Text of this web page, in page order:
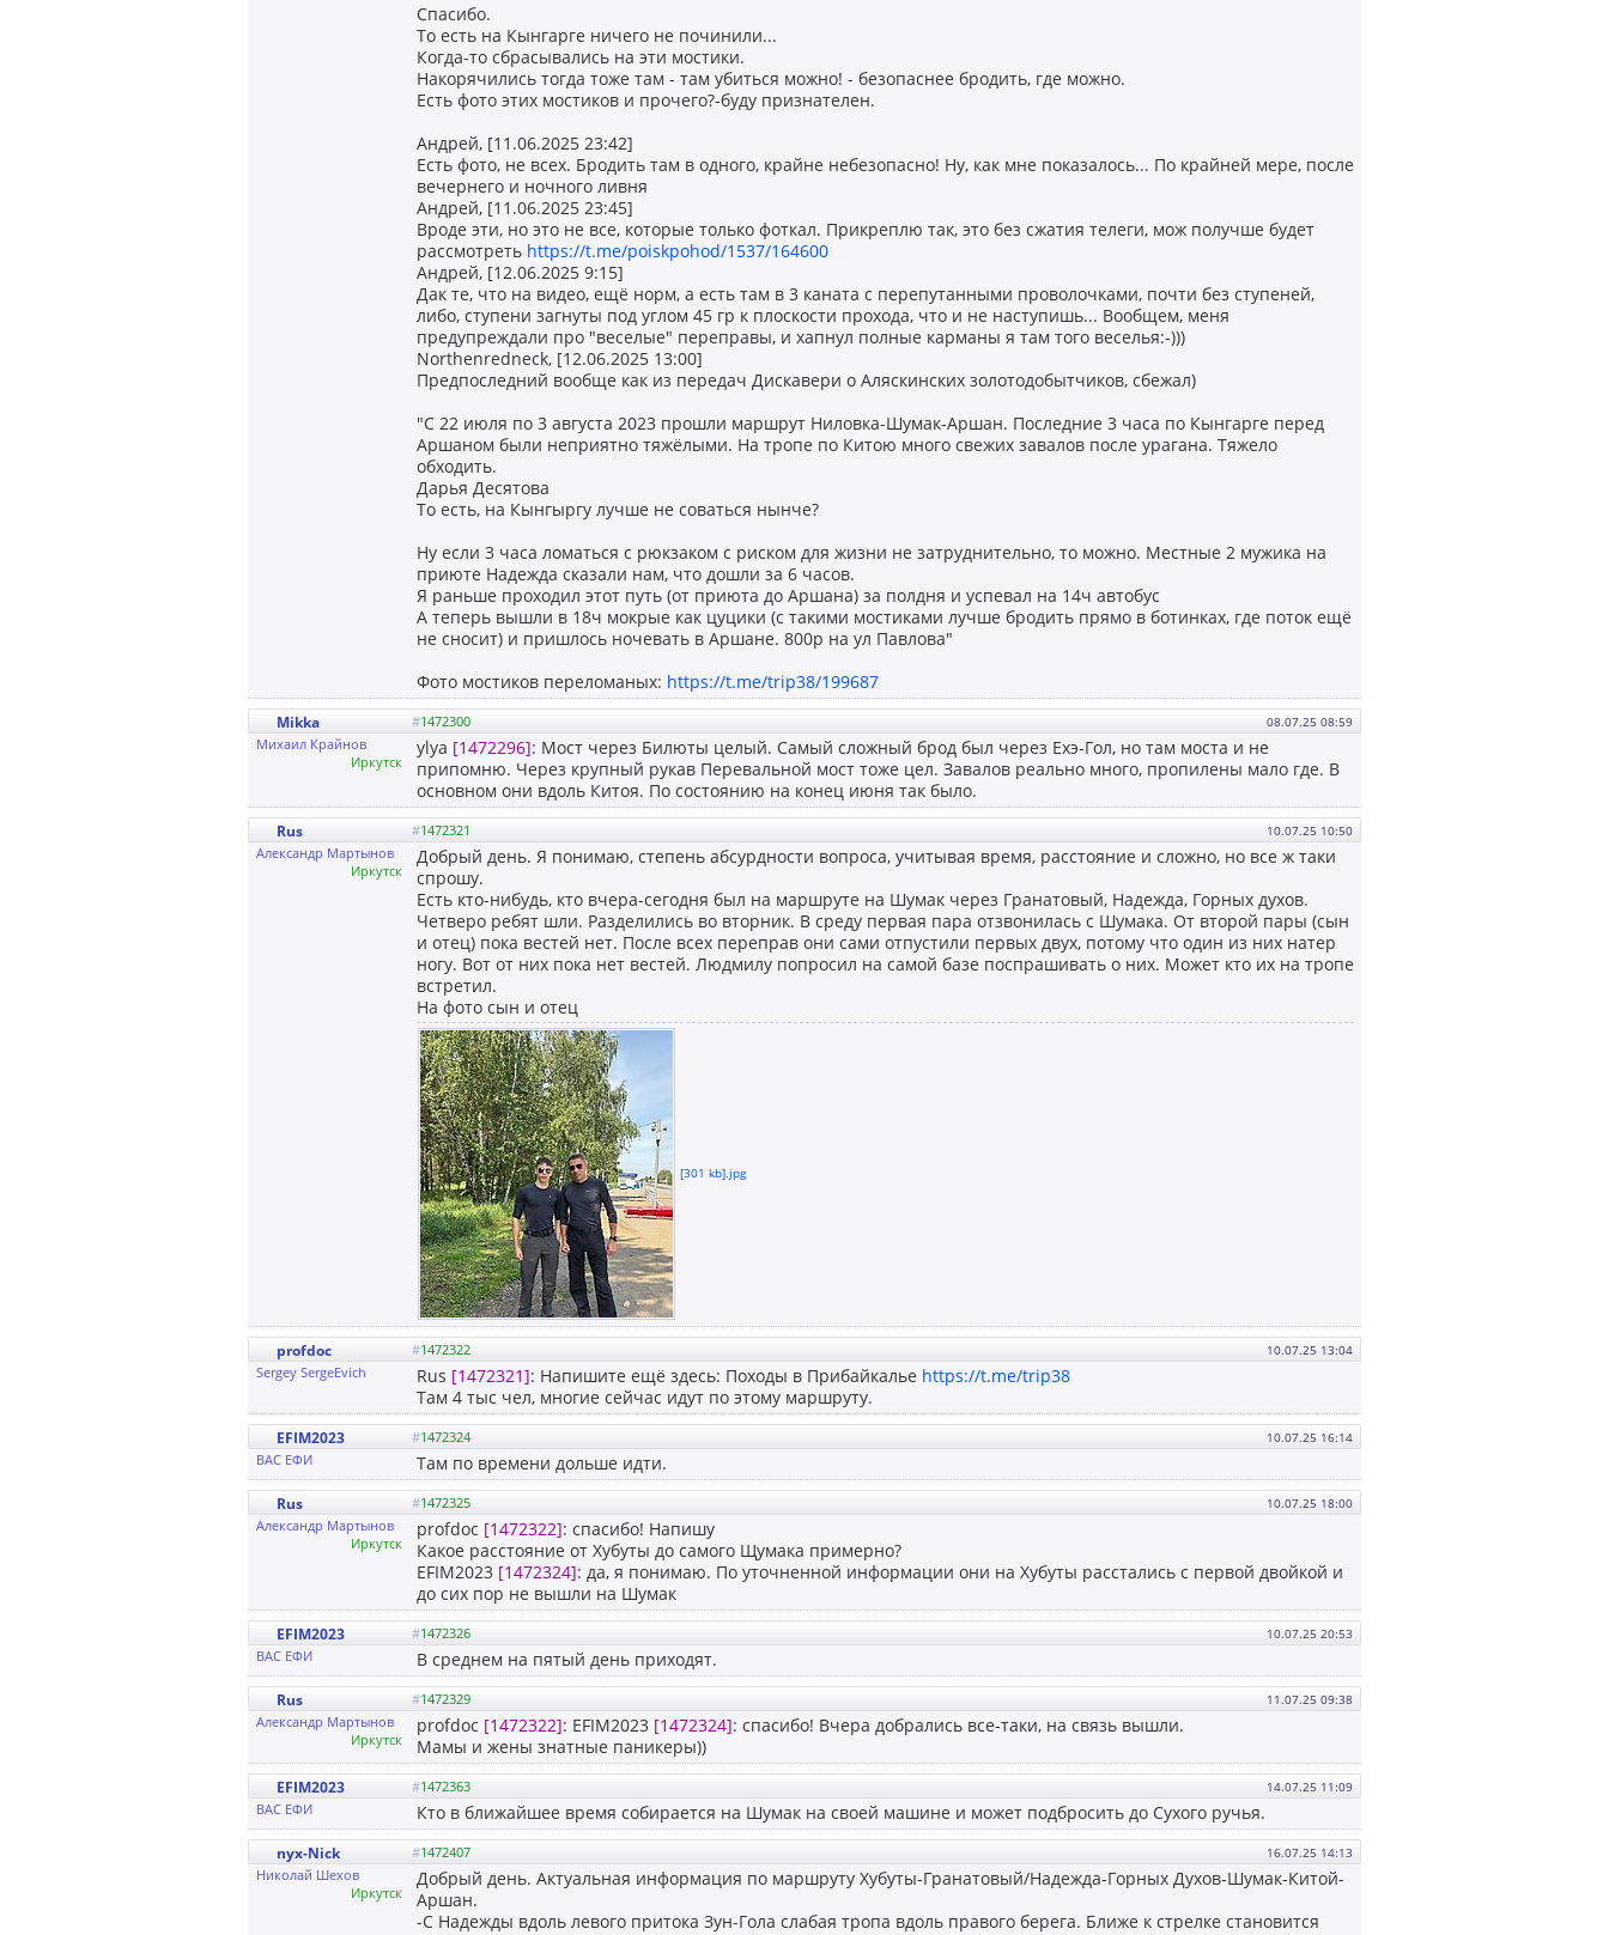
Спасибо.
То есть на Кынгарге ничего не починили...
Когда-то сбрасывались на эти мостики.
Накорячились тогда тоже там - там убиться можно! - безопаснее бродить, где можно.
Есть фото этих мостиков и прочего?-буду признателен.
Андрей, [11.06.2025 23:42]
Есть фото, не всех. Бродить там в одного, крайне небезопасно! Ну, как мне показалось... По крайней мере, после
вечернего и ночного ливня
Андрей, [11.06.2025 23:45]
Вроде эти, но это не все, которые только фоткал. Прикреплю так, это без сжатия телеги, мож получше будет
рассмотреть https://t.me/poiskpohod/1537/164600
Андрей, [12.06.2025 9:15]
Дак те, что на видео, ещё норм, а есть там в 3 каната с перепутанными проволочками, почти без ступеней,
либо, ступени загнуты под углом 45 гр к плоскости прохода, что и не наступишь... Вообщем, меня
предупреждали про "веселые" переправы, и хапнул полные карманы я там того веселья:-)))
Northenredneck, [12.06.2025 13:00]
Предпоследний вообще как из передач Дискавери о Аляскинских золотодобытчиков, сбежал)
"С 22 июля по 3 августа 2023 прошли маршрут Ниловка-Шумак-Аршан. Последние 3 часа по Кынгарге перед
Аршаном были неприятно тяжёлыми. На тропе по Китою много свежих завалов после урагана. Тяжело
обходить.
Дарья Десятова
То есть, на Кынгыргу лучше не соваться нынче?
Ну если 3 часа ломаться с рюкзаком с риском для жизни не затруднительно, то можно. Местные 2 мужика на
приюте Надежда сказали нам, что дошли за 6 часов.
Я раньше проходил этот путь (от приюта до Аршана) за полдня и успевал на 14ч автобус
А теперь вышли в 18ч мокрые как цуцики (с такими мостиками лучше бродить прямо в ботинках, где поток ещё
не сносит) и пришлось ночевать в Аршане. 800р на ул Павлова"
Фото мостиков переломаных: https://t.me/trip38/199687
08.07.25 08:59
Mikka #1472300
Михаил Крайнов
Иркутск
ylya [1472296]: Мост через Билюты целый. Самый сложный брод был через Ехэ-Гол, но там моста и не
припомню. Через крупный рукав Перевальной мост тоже цел. Завалов реально много, пропилены мало где. В
основном они вдоль Китоя. По состоянию на конец июня так было.
10.07.25 10:50
Rus #1472321
Александр Мартынов
Иркутск
Добрый день. Я понимаю, степень абсурдности вопроса, учитывая время, расстояние и сложно, но все ж таки
спрошу.
Есть кто-нибудь, кто вчера-сегодня был на маршруте на Шумак через Гранатовый, Надежда, Горных духов.
Четверо ребят шли. Разделились во вторник. В среду первая пара отзвонилась с Шумака. От второй пары (сын
и отец) пока вестей нет. После всех переправ они сами отпустили первых двух, потому что один из них натер
ногу. Вот от них пока нет вестей. Людмилу попросил на самой базе поспрашивать о них. Может кто их на тропе
встретил.
На фото сын и отец
[301 kb].jpg
10.07.25 13:04
profdoc #1472322
Sergey SergeEvich
Rus [1472321]: Напишите ещё здесь: Походы в Прибайкалье https://t.me/trip38
Там 4 тыс чел, многие сейчас идут по этому маршруту.
10.07.25 16:14
EFIM2023 #1472324
ВАС ЕФИ
Там по времени дольше идти.
10.07.25 18:00
Rus #1472325
Александр Мартынов
Иркутск
profdoc [1472322]: спасибо! Напишу
Какое расстояние от Хубуты до самого Щумака примерно?
EFIM2023 [1472324]: да, я понимаю. По уточненной информации они на Хубуты расстались с первой двойкой и
до сих пор не вышли на Шумак
10.07.25 20:53
EFIM2023 #1472326
ВАС ЕФИ
В среднем на пятый день приходят.
11.07.25 09:38
Rus #1472329
Александр Мартынов
Иркутск
profdoc [1472322]: EFIM2023 [1472324]: спасибо! Вчера добрались все-таки, на связь вышли.
Мамы и жены знатные паникеры))
14.07.25 11:09
EFIM2023 #1472363
ВАС ЕФИ
Кто в ближайшее время собирается на Шумак на своей машине и может подбросить до Сухого ручья.
16.07.25 14:13
nyx-Nick #1472407
Николай Шехов
Иркутск
Добрый день. Актуальная информация по маршруту Хубуты-Гранатовый/Надежда-Горных Духов-Шумак-Китой-
Аршан.
-С Надежды вдоль левого притока Зун-Гола слабая тропа вдоль правого берега. Ближе к стрелке становится